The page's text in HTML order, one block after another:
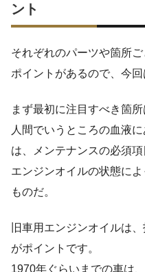
ント
それぞれのパーツや箇所
ポイントがあるので、今回
まず最初に注目すべき箇所
人間でいうところの血液
は、メンテナンスの必須項
エンジンオイルの状態に
ものだ。
旧車用エンジンオイルは
がポイントです。
1970年ぐらいまでの車は